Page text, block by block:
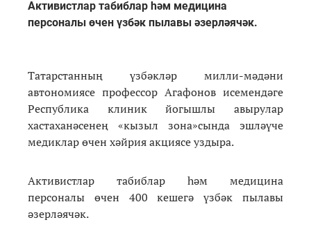
Активистлар табиблар һәм медицина
персоналы өчен үзбәк пылавы әзерләячәк.
Татарстанның үзбәкләр милли-мәдәни
автономиясе профессор Агафонов исемендәге
Республика клиник йогышлы авырулар
хастаханәсенең «кызыл зона»сында эшләүче
медиклар өчен хәйрия акциясе уздыра.
Активистлар табиблар һәм медицина
персоналы өчен 400 кешегә үзбәк пылавы
әзерләячәк.